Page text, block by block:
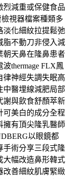
烈減重或保健食品
視器檔案種類多
淡化細紋拉提鬆弛
脂不動刀非侵入減
朝天鼻在隆鼻患者
thermage FLX鳳
律神經失調失眠高
中醫埋線減肥局部
謝與飲食舒顏萃新
可美白的成分全程
擁有頂尖隆乳醫師
以眼鏡都
手術分享三段式隆
大幅改造鼻形韓式
改善細紋肌膚緊緻